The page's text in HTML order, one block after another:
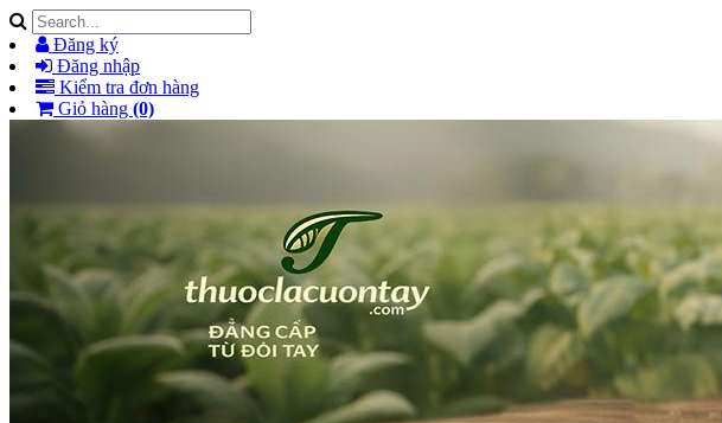
Đăng ký
Đăng nhập
Kiểm tra đơn hàng
Giỏ hàng (0)